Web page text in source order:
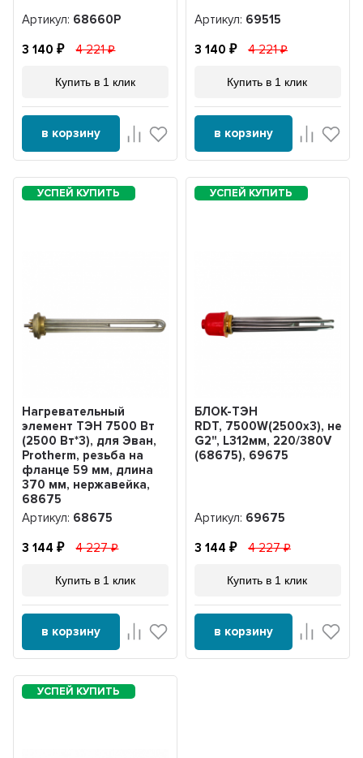
Артикул: 68660Р
3 140 4 221
Купить в 1 клик
в корзину
Артикул: 69515
3 140 4 221
Купить в 1 клик
в корзину
Нагревательный
элемент ТЭН 7500 Вт
(2500 Вт*3), для Эван,
Protherm, резьба на
фланце 59 мм, длина
370 мм, нержавейка,
68675
Артикул: 68675
3 144 4 227
Купить в 1 клик
в корзину
БЛОК-ТЭН
RDT, 7500W(2500х3), нерж,
G2", L312мм, 220/380V
(68675), 69675
Артикул: 69675
3 144 4 227
Купить в 1 клик
в корзину